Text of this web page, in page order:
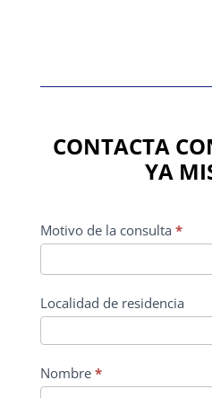
CONTACTA
YA
CONTACTO
PRINCIPAL
Motivo de la consulta *
Localidad de residencia
Nombre *